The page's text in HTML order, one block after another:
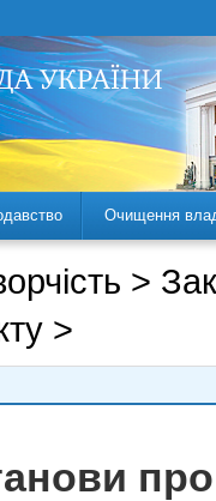
Очищення
>
>